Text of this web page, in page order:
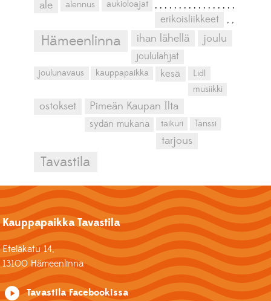
ale ,
alennus ,
aukioloajat ,
erikoisliikkeet
,
Hämeenlinna
,
ihan lähellä
,
joulu
,
joululahjat
,
joulunavaus
,
kauppapaikka
,
kesä
,
Lidl
,
musiikki
,
ostokset
,
Pimeän Kaupan Ilta
,
sydän mukana
,
taikuri
,
Tanssi
,
tarjous
,
Tavastila
Kauppapaikka Tavastila
Eteläkatu 14,
13100 Hämeenlinna
Tavastila Facebookissa